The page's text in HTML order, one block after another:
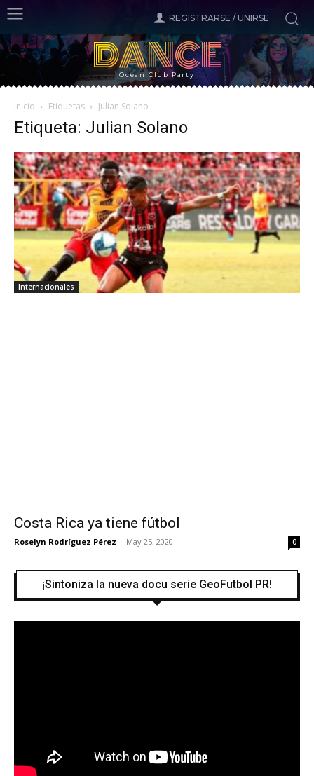
REGISTRARSE / UNIRSE
DANCE
Ocean Club Party
Inicio Etiquetas Julian Solano
Etiqueta: Julian Solano
Internacionales
Costa Rica ya tiene fútbol
Roselyn Rodríguez Pérez - May 25, 2020 0
¡Sintoniza la nueva docu serie GeoFutbol PR!